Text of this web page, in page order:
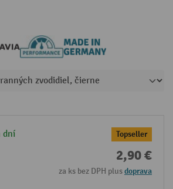
dní Topseller
2,90 €
za ks bez DPH plusdoprava